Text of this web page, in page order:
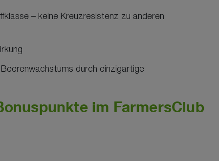
– keine Kreuzresistenz zu anderen
durch einzigartige
im FarmersClub